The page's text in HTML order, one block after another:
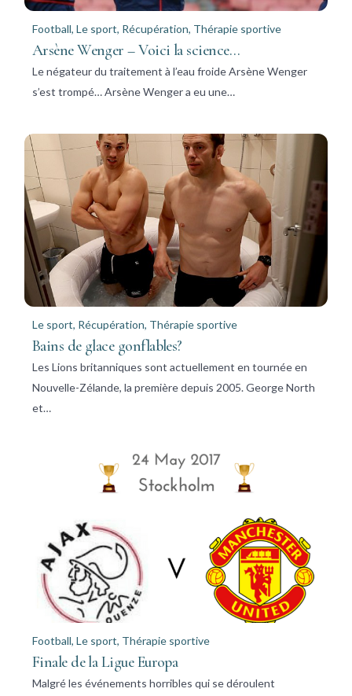
Football, Le sport, Récupération, Thérapie sportive
Arsène Wenger – Voici la science…
Le négateur du traitement à l’eau froide Arsène Wenger
s’est trompé… Arsène Wenger a eu une…
Le sport, Récupération, Thérapie sportive
Bains de glace gonflables?
Les Lions britanniques sont actuellement en tournée en
Nouvelle-Zélande, la première depuis 2005. George North
et…
Football, Le sport, Thérapie sportive
Finale de la Ligue Europa
Malgré les événements horribles qui se déroulent